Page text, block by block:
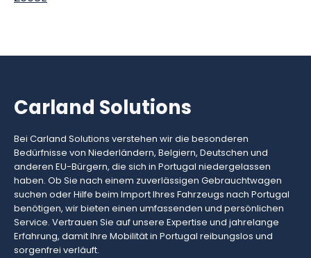
Carland Solutions
Bei Carland Solutions verstehen wir die besonderen
Bedürfnisse von Niederländern, Belgiern, Deutschen und
anderen EU-Bürgern, die sich in Portugal niedergelassen
haben. Ob Sie nach einem zuverlässigen Gebrauchtwagen
suchen oder Hilfe beim Import Ihres Fahrzeugs nach Portugal
benötigen, wir bieten einen umfassenden und persönlichen
Service. Vertrauen Sie auf unsere Expertise und jahrelange
Erfahrung, damit Ihre Mobilität in Portugal reibungslos und
sorgenfrei verläuft.